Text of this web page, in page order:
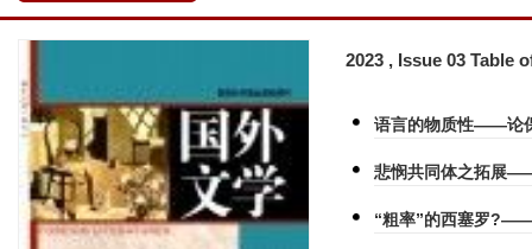
2023 , Issue 03 Table
语言的物质性——论
悲悯共同体之拓展
“粗率”的西塞罗